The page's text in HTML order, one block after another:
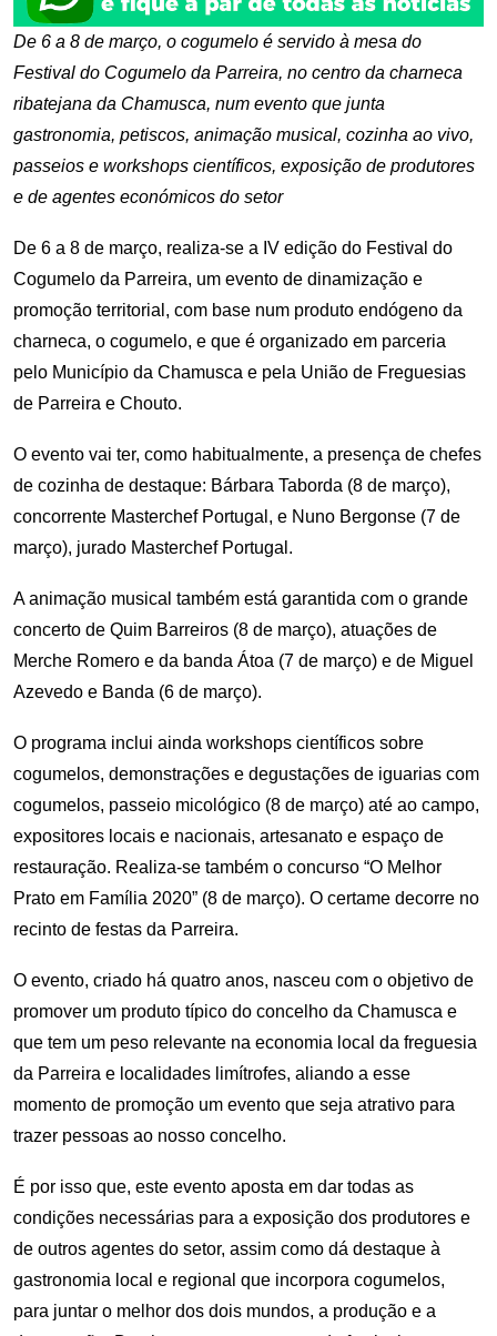
De 6 a 8 de março, o cogumelo é servido à mesa do
Festival do Cogumelo da Parreira, no centro da charneca
ribatejana da Chamusca, num evento que junta
gastronomia, petiscos, animação musical, cozinha ao vivo,
passeios e workshops científicos, exposição de produtores
e de agentes económicos do setor
De 6 a 8 de março, realiza-se a IV edição do Festival do
Cogumelo da Parreira, um evento de dinamização e
promoção territorial, com base num produto endógeno da
charneca, o cogumelo, e que é organizado em parceria
pelo Município da Chamusca e pela União de Freguesias
de Parreira e Chouto.
O evento vai ter, como habitualmente, a presença de chefes
de cozinha de destaque: Bárbara Taborda (8 de março),
concorrente Masterchef Portugal, e Nuno Bergonse (7 de
março), jurado Masterchef Portugal.
A animação musical também está garantida com o grande
concerto de Quim Barreiros (8 de março), atuações de
Merche Romero e da banda Átoa (7 de março) e de Miguel
Azevedo e Banda (6 de março).
O programa inclui ainda workshops científicos sobre
cogumelos, demonstrações e degustações de iguarias com
cogumelos, passeio micológico (8 de março) até ao campo,
expositores locais e nacionais, artesanato e espaço de
restauração. Realiza-se também o concurso “O Melhor
Prato em Família 2020” (8 de março). O certame decorre no
recinto de festas da Parreira.
O evento, criado há quatro anos, nasceu com o objetivo de
promover um produto típico do concelho da Chamusca e
que tem um peso relevante na economia local da freguesia
da Parreira e localidades limítrofes, aliando a esse
momento de promoção um evento que seja atrativo para
trazer pessoas ao nosso concelho.
É por isso que, este evento aposta em dar todas as
condições necessárias para a exposição dos produtores e
de outros agentes do setor, assim como dá destaque à
gastronomia local e regional que incorpora cogumelos,
para juntar o melhor dos dois mundos, a produção e a